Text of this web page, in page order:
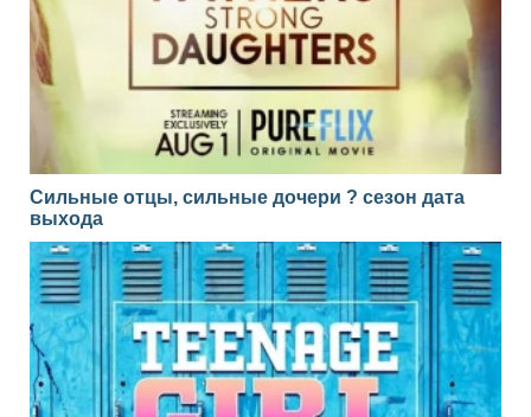
Сильные отцы, сильные дочери ? сезон дата
выхода